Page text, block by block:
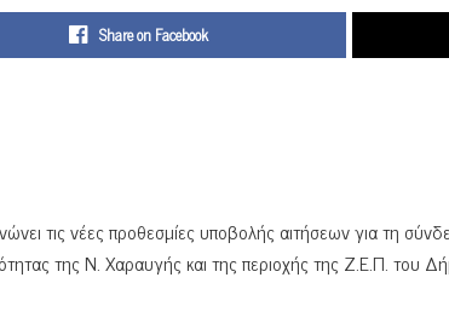
Share on Facebook
τις νέες προθεσμίες υποβολής αιτήσεων για τη
της Ν. Χαραυγής και της περιοχής της Ζ.Ε.Π. του